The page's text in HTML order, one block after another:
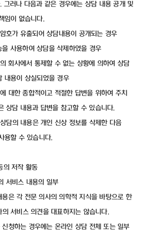
그러나 다음과 같은 경우에는 상담 내용 공개 및
임이 없습니다.
호가 유출되어 상담내용이 공개되는 경우
사용하여 상담을 삭제하였을 경우
회사에서 통제할 수 없는 상황에 의하여 상담
내용이 상실되었을 경우
대한 종합적이고 적절한 답변을 위하여 주치
상담 내용과 답변을 참고할 수 있습니다.
담의 내용은 개인 신상 정보를 삭제한 다음
용할 수 있습니다.
의 저작 활동
서비스 내용의 일부
은 각 전문 의사의 의학적 지식을 바탕으로 한
서비스 의견을 대표하지는 않습니다.
청하는 경우에는 온라인 상담 전체 또는 일부